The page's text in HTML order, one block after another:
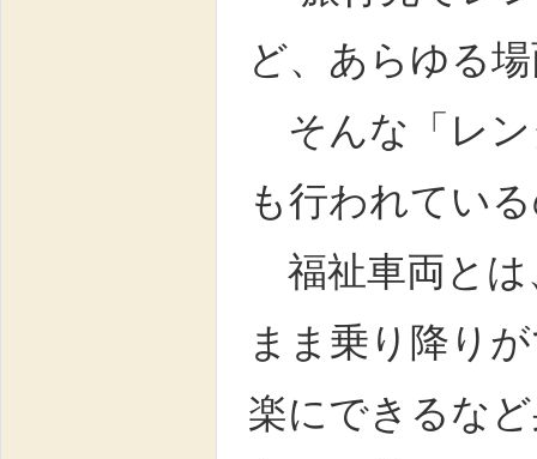
ど、あらゆる
そんな「レン
も行われてい
福祉車両とは
まま乗り降り
楽にできるな